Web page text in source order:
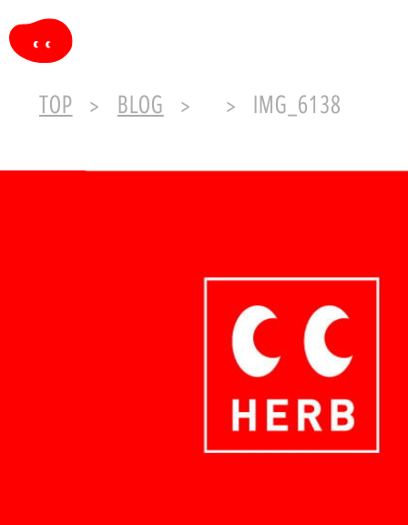
TOP BLOG IMG_6138